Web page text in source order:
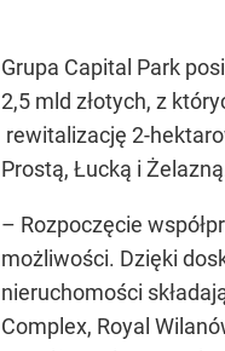
Grupa Capital Park
2,5 mld złotych, z
rewitalizację 2-
Prostą, Łucką i
– Rozpoczęcie
możliwości. Dzięki
nieruchomości
Complex, Royal